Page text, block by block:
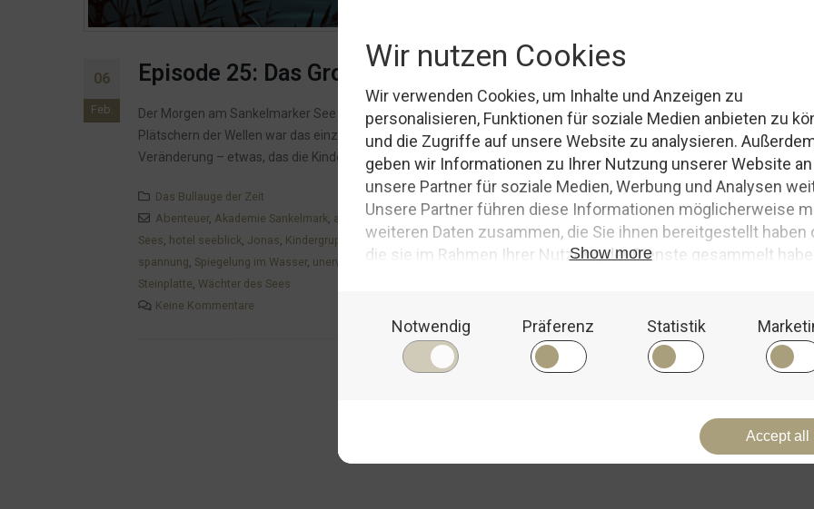
06
Feb.
Episode 25: Das Grollen aus der Tiefe
Der Morgen am Sankelmarker See war kühler als gewöhnlich. Eine dichte Nebelschicht lag über dem Wasser, und das
Plätschern der Wellen war das einzige Geräusch, das die Stille durchbrach. Doch unter dieser friedlichen Oberfläche
Veränderung – etwas, das die Kinder nicht vorhergesehen hatten. Lukas, Mia, Finn und...
Das Bullauge der Zeit
Abenteuer, Akademie Sankelmark, alte Kulturen,alte Zeichen, Dorfleben, geheime Rituale , geheimnisvolle Energien,
Sees, hotel seeblick, Jonas, Kindergruppe Legenden ,mystische Phänomene , mystische Symbole,Naturverbundenheit,
spannung, Spiegelung im Wasser, unerwartete Entdeckung unruhige Gäste,unter Wasser verborgen
Steinplatte, Wächter des Sees
Keine Kommentare